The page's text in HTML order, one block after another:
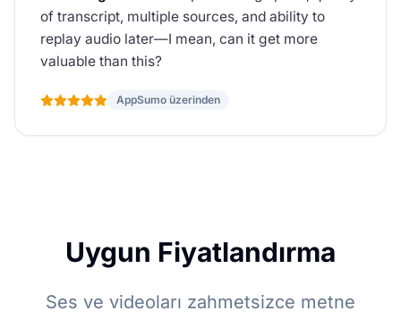
of transcript, multiple sources, and ability to
replay audio later—I mean, can it get more
valuable than this?
AppSumo üzerinden
Uygun Fiyatlandırma
Ses ve videoları zahmetsizce metne